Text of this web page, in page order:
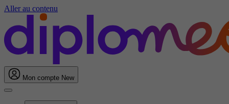
Aller au contenu
Mon compte New